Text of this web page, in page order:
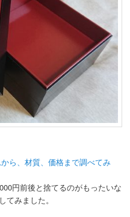
ら、材質、価格まで調べてみ
円前後と捨てるのがもったいな
みました。